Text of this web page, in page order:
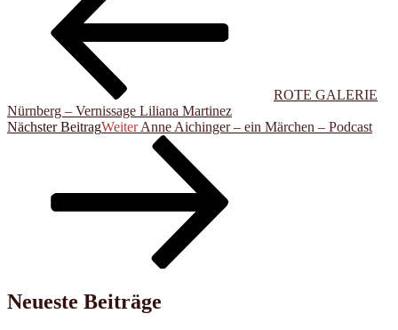
ROTE GALERIE
Nürnberg – Vernissage Liliana Martinez
Nächster BeitragWeiter Anne Aichinger – ein Märchen – Podcast
Neueste Beiträge